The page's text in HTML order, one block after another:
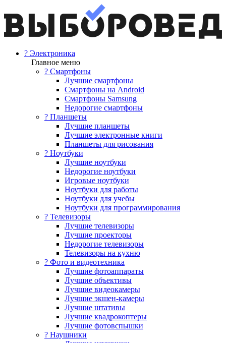
? Электроника
Главное меню
? Смартфоны
Лучшие смартфоны
Смартфоны на Android
Смартфоны Samsung
Недорогие смартфоны
? Планшеты
Лучшие планшеты
Лучшие электронные книги
Планшеты для рисования
? Ноутбуки
Лучшие ноутбуки
Недорогие ноутбуки
Игровые ноутбуки
Ноутбуки для работы
Ноутбуки для учебы
Ноутбуки для программирования
? Телевизоры
Лучшие телевизоры
Лучшие проекторы
Недорогие телевизоры
Телевизоры на кухню
? Фото и видеотехника
Лучшие фотоаппараты
Лучшие объективы
Лучшие видеокамеры
Лучшие экшен-камеры
Лучшие штативы
Лучшие квадрокоптеры
Лучшие фотовспышки
? Наушники